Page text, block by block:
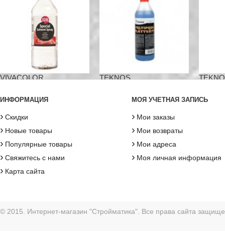
VIVACOLOR... TEKNOS...
ИНФОРМАЦИЯ
› Скидки
› Новые товары
› Популярные товары
› Свяжитесь с нами
› Карта сайта
МОЯ УЧЕТНАЯ ЗАПИСЬ
› Мои заказы
› Мои возвраты
› Мои адреса
› Моя личная информация
© 2015. Интернет-магазин "Стройматика". Все права сайта